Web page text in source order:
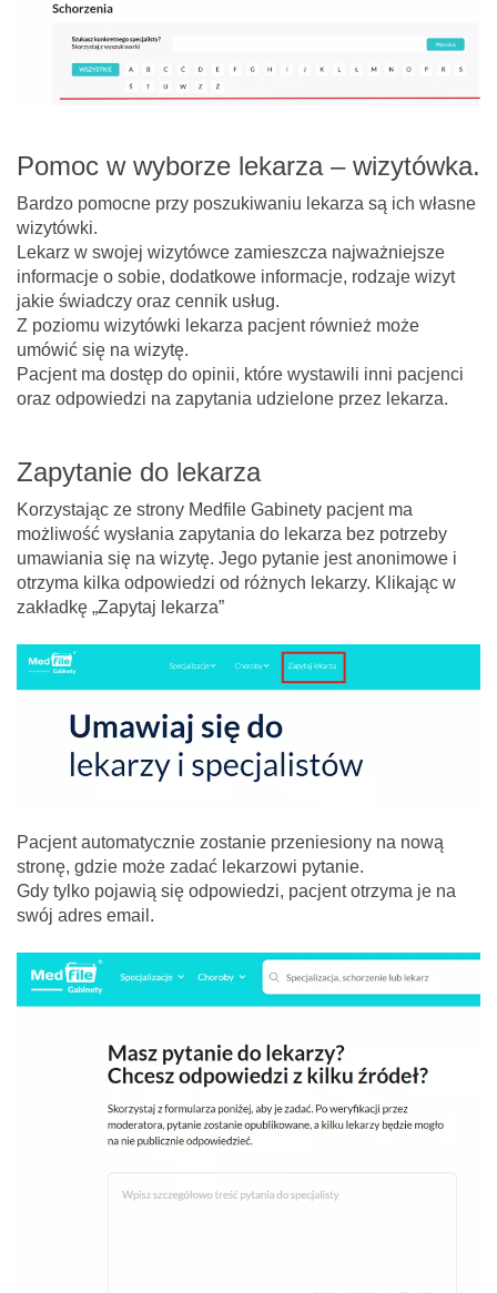
Pomoc w wyborze lekarza – wizytówka.
Bardzo pomocne przy poszukiwaniu lekarza są ich własne
wizytówki.
Lekarz w swojej wizytówce zamieszcza najważniejsze
informacje o sobie, dodatkowe informacje, rodzaje wizyt
jakie świadczy oraz cennik usług.
Z poziomu wizytówki lekarza pacjent również może
umówić się na wizytę.
Pacjent ma dostęp do opinii, które wystawili inni pacjenci
oraz odpowiedzi na zapytania udzielone przez lekarza.
Zapytanie do lekarza
Korzystając ze strony Medfile Gabinety pacjent ma
możliwość wysłania zapytania do lekarza bez potrzeby
umawiania się na wizytę. Jego pytanie jest anonimowe i
otrzyma kilka odpowiedzi od różnych lekarzy. Klikając w
zakładkę „Zapytaj lekarza”
Pacjent automatycznie zostanie przeniesiony na nową
stronę, gdzie może zadać lekarzowi pytanie.
Gdy tylko pojawią się odpowiedzi, pacjent otrzyma je na
swój adres email.